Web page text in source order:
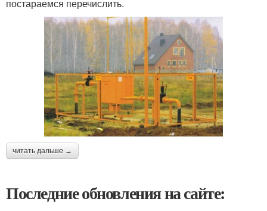
постараемся перечислить.
читать дальше →
Последние обновления на сайте: